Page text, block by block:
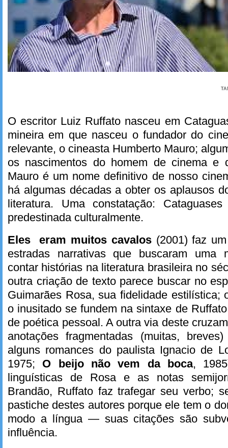
O escritor Luiz Ruffato nasceu em
mineira em que nasceu o fundador do
relevante, o cineasta Humberto Mauro;
os nascimentos do homem de cinema e
Mauro é um nome definitivo de nosso
há algumas décadas a obter os aplausos
literatura. Uma constatação:
predestinada culturalmente.
Eles eram muitos cavalos (2001) faz
estradas narrativas que buscaram uma
contar histórias na literatura brasileira no
outra criação de texto parece buscar no
Guimarães Rosa, sua fidelidade estilística;
o inusitado se fundem na sintaxe de
de poética pessoal. A outra via deste
anotações fragmentadas (muitas,
alguns romances do paulista Ignacio de
1975; O beijo não vem da boca,
linguísticas de Rosa e as notas
Brandão, Ruffato faz trafegar seu verbo;
pastiche destes autores porque ele tem o
modo a língua — suas citações são
influência.